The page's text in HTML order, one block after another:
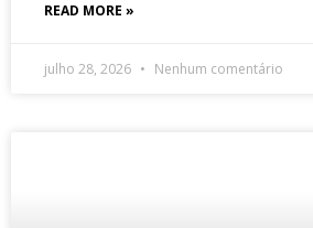
READ MORE »
julho 28, 2026 Nenhum comentário